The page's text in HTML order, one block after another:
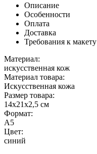
Описание
Особенности
Оплата
Доставка
Требования к макету
Материал:
искусственная кож
Материал товара:
Искусственная кожа
Размер товара:
14х21х2,5 см
Формат:
А5
Цвет:
синий